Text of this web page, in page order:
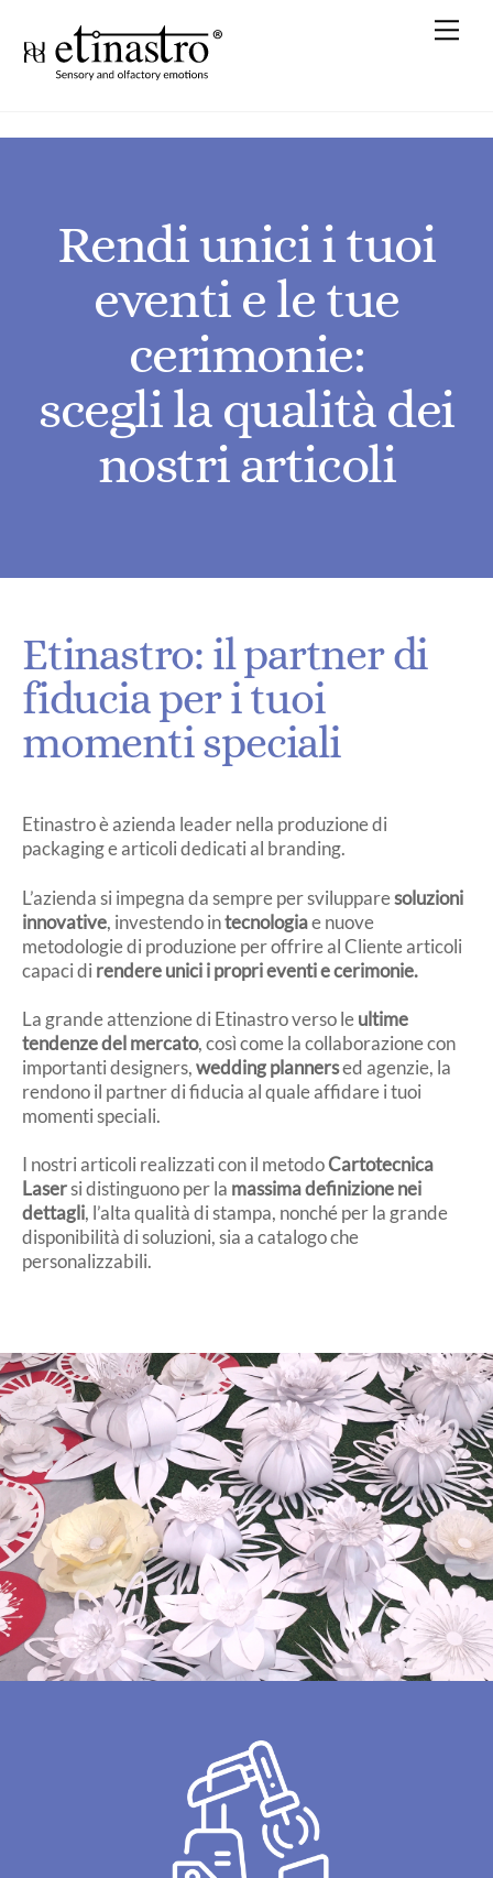
content
Rendi unici i tuoi
eventi e le tue
cerimonie:
scegli la qualità dei
nostri articoli
Etinastro: il partner di
fiducia per i tuoi
momenti speciali
Etinastro è azienda leader nella produzione di
packaging e articoli dedicati al branding.
L’azienda si impegna da sempre per svilupparesoluzioni
innovative, investendo intecnologiae nuove
metodologie di produzione per offrire al Cliente articoli
capaci di rendere unici i propri eventi e cerimonie.
La grande attenzione di Etinastro verso leultime
tendenze del mercato, così come la collaborazione con
importanti designers,wedding plannersed agenzie, la
rendono il partner di fiducia al quale affidare i tuoi
momenti speciali.
I nostri articoli realizzati con il metodoCartotecnica
Lasersi distinguono per la massima definizione nei
dettagli, l’alta qualità di stampa, nonché per la grande
disponibilità di soluzioni, sia a catalogo che
personalizzabili.